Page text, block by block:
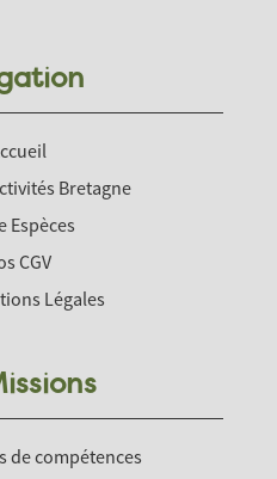
Bretagne
Espèces
CGV
Légales
de compétences